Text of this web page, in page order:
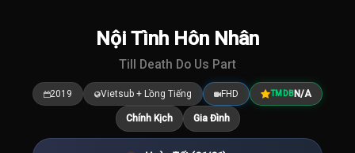
7.5
Nội Tình Hôn Nhân
Till Death Do Us Part
2019 Vietsub + Lồng Tiếng FHD TMDBN/A
Chính Kịch Gia Đình